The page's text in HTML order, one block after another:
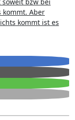
kommt. Aber
kommt ist es